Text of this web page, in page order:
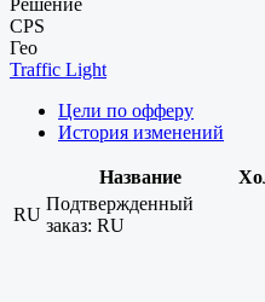
CPS
Гео
Traffic Light
Цели по офферу
История изменений
Название
RU
Подтвержденный
заказ: RU